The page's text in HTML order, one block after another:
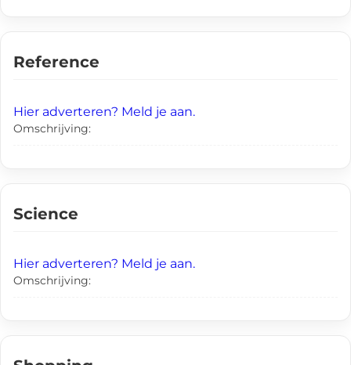
Reference
Hier adverteren? Meld je aan.
Omschrijving:
Science
Hier adverteren? Meld je aan.
Omschrijving: